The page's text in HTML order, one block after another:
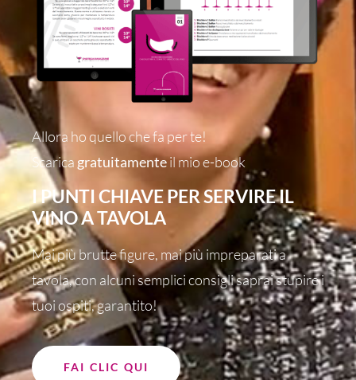
Allora ho quello che fa per te!
Scarica gratuitamenteil mio e-book
I PUNTI CHIAVE PER SERVIRE IL
VINO A TAVOLA
Mai più brutte figure, mai più impreparati a
tavola, con alcuni semplici consigli saprai stupire i
tuoi ospiti, garantito!
FAI CLIC QUI